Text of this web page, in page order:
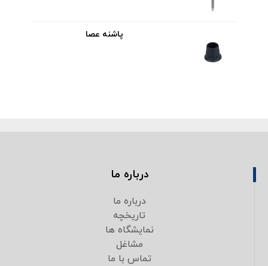
پاشنه عصا
درباره ما
درباره ما
تاریخچه
نمایشگاه ها
مشاغل
تماس با ما